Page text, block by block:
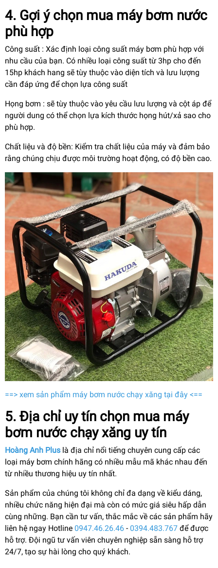
4. Gợi ý chọn mua máy bơm nước
phù hợp
Công suất : Xác định loại công suất máy bơm phù hợp với
nhu cầu của bạn. Có nhiều loại công suất từ 3hp cho đến
15hp khách hang sẽ tùy thuộc vào diện tích và lưu lượng
cần đáp ứng để chọn lựa công suất
Họng bơm : sẽ tùy thuộc vào yêu cầu lưu lượng và cột áp để
người dung có thể chọn lựa kích thước họng hút/xả sao cho
phù hợp.
Chất liệu và độ bền: Kiểm tra chất liệu của máy và đảm bảo
rằng chúng chịu được môi trường hoạt động, có độ bền cao.
==> xem sản phẩm máy bơm nước chạy xăng tại đây <==
5. Địa chỉ uy tín chọn mua máy
bơm nước chạy xăng uy tín
Hoàng Anh Plus là địa chỉ nổi tiếng chuyên cung cấp các
loại máy bơm chính hãng có nhiều mẫu mã khác nhau đến
từ nhiều thương hiệu uy tín nhất.
Sản phẩm của chúng tôi không chỉ đa dạng về kiểu dáng,
nhiều chức năng hiện đại mà còn có mức giá siêu hấp dẫn
cùng những. Bạn cần tư vấn, thắc mắc về các sản phẩm hãy
liên hệ ngay Hotline 0947.46.26.46 - 0394.483.767 để được
hỗ trợ. Đội ngũ tư vấn viên chuyên nghiệp sẵn sàng hỗ trợ
24/7, tạo sự hài lòng cho quý khách.